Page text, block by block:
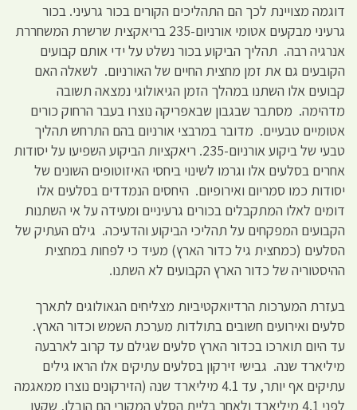
דוגמה מצויינת לכך הם התהליכים הקורים בכור גרעיני. בכור
גרעיני מבקעים אטומי אורניום-235 בריאקצית שרשרת המשחררת
אנרגיה רבה. תהליך הביקוע בכור נשלט על ידי אותם קבועים
הקובעים גם את זמן מחצית החיים של האורניום. לשאלה האם
קבועים אלו השתנו במהלך הזמן הגיאולוגי נמצאה תשובה
מדהימה. מסתבר שבגבון שבאפריקה נוצרו בעבר הרחוק כורים
אטומיים טבעיים. מדובר במרבצי אורניום בהם התרחש תהליך
טבעי של ביקוע אורניום-235. ריאקציות הביקוע השפיעו על יסודות
אחרים בסלעים אלו וגרמו לשינוי ביחסי האיזוטופים השונים של
יסודות כמו סמריום ואירופיום. היחסים הנמדדים בסלעים אלו
דומים לאלו המתקבלים בכורים גרעיניים ומעידה על אי השתנות
הקבועים המפקחים על תהליכי הביקוע והדעיכה. גילם העתיק של
הסלעים (כמחצית גיל כדור הארץ) מעיד כי לפחות במחצית
ההיסטוריה של כדור הארץ הקבועים לא השתנו.
בעזרת המערכות הרדיואקטיביות מצליחים הגאולוגים לתארך
סלעים ואירועים חשובים בתולדות מערכת השמש וכדור הארץ.
עד היום תוארכו בכדור הארץ סלעים שגילם עד קרוב לארבעה
מיליארד שנה. גבישי זירקון בסלעים עתיקים אלו הראו גילים
עתיקים אף יותר, עד 4.1 מיליארד שנה (הזירקונים נוצרו ממאגמה
לפני 4.1 מיליארד ולאחר בליית הסלע המקורי הם הובלו, שקעו